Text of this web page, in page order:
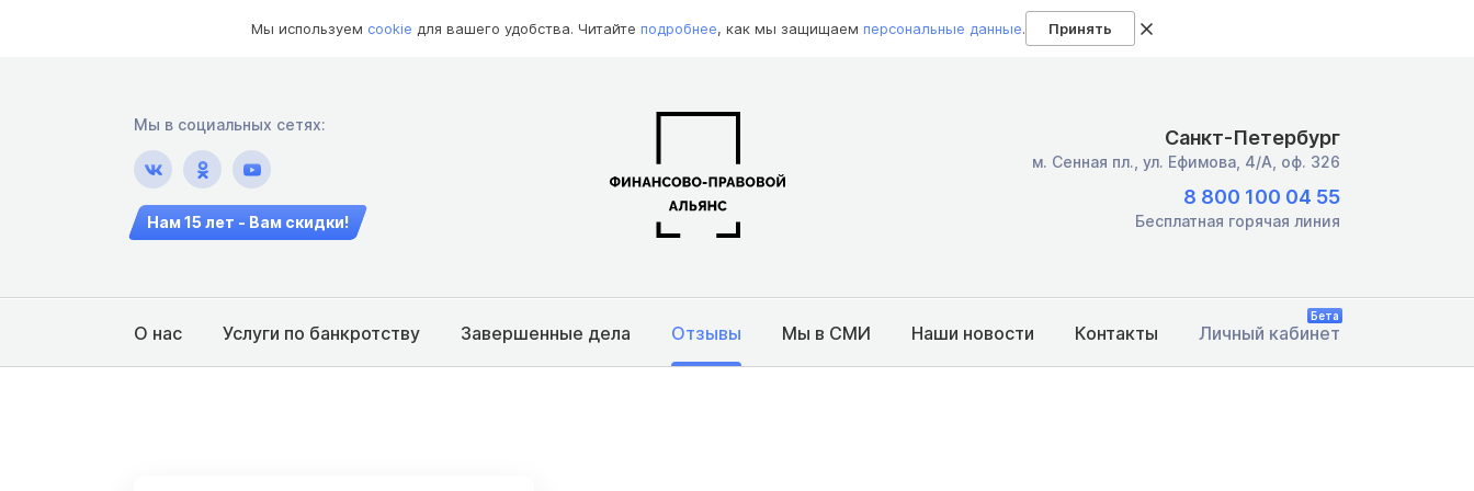
Мы используем cookie для вашего удобства. Читайте подробнее, как мы защищаем персональные данные. Принять
Мы в социальных сетях:
Нам 15 лет - Вам скидки!
Санкт-Петербург
м. Сенная пл., ул. Ефимова, 4/А, оф. 326
8 800 100 04 55
Бесплатная горячая линия
О нас Услуги по банкротству Завершенные дела Отзывы Мы в СМИ Наши новости Контакты Личный кабинет
Бета